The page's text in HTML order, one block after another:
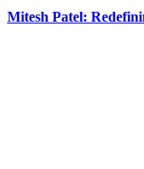
Mitesh Patel: